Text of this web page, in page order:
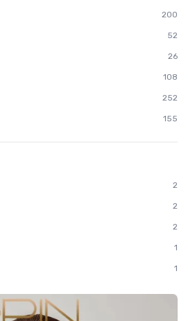
200
52
26
108
252
155
2
2
2
1
1